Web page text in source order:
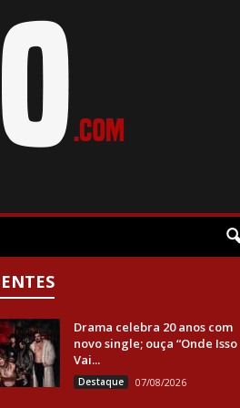
Drama celebra 20 anos com
novo single; ouça “Onde Isso
Vai...
Destaque 07/08/2026